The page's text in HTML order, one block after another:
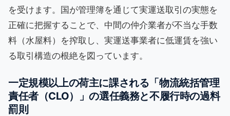
を受けます。国が管理簿を通じて実運送取引の実態を
正確に把握することで、中間の仲介業者が不当な手数
料（水屋料）を搾取し、実運送事業者に低運賃を強い
る取引構造の根絶を図っています。
一定規模以上の荷主に課される「物流統括管理
責任者（CLO）」の選任義務と不履行時の過料
罰則